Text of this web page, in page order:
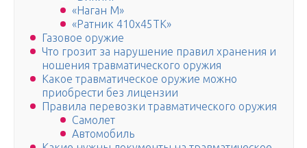
«Наган М»
«Ратник 410х45ТК»
Газовое оружие
Что грозит за нарушение правил хранения и
ношения травматического оружия
Какое травматическое оружие можно
приобрести без лицензии
Правила перевозки травматического оружия
Самолет
Автомобиль